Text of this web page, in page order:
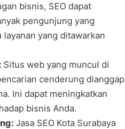
bisnis, SEO dapat
pengunjung yang
yang ditawarkan
Situs web yang muncul di
cenderung dianggap
Ini dapat meningkatkan
bisnis Anda.
Jasa SEO Kota Surabaya